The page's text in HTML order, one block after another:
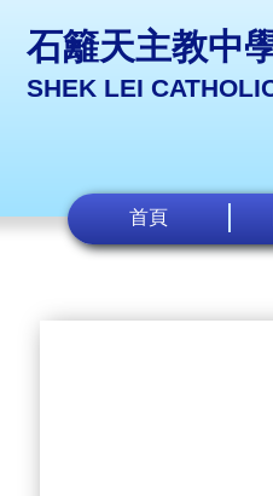
石籬天主教中
SHEK LEI
首頁